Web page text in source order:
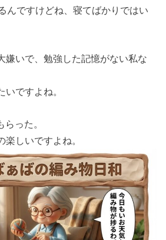
んですけどね、寝てばかりではい
嫌いで、勉強した記憶がない私な
いですよね。
った。
楽しいですよね。